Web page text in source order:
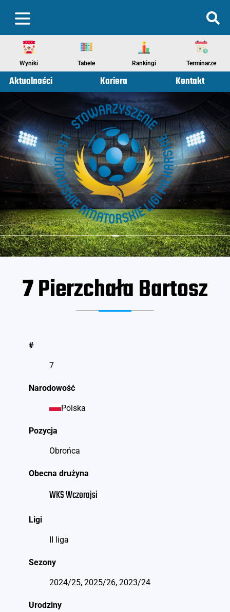
Wyniki Tabele Rankingi Terminarze
Aktualności Kariera Kontakt
7Pierzchała Bartosz
#
7
Narodowość
Polska
Pozycja
Obrońca
Obecna drużyna
WKS Wczorajsi
Ligi
II liga
Sezony
2024/25, 2025/26, 2023/24
Urodziny